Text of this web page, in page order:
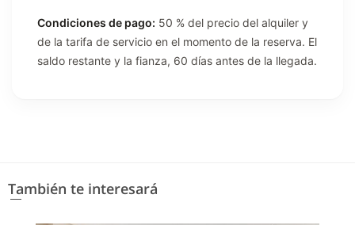
Condiciones de pago: 50 % del precio del alquiler y
de la tarifa de servicio en el momento de la reserva. El
saldo restante y la fianza, 60 días antes de la llegada.
También te interesará